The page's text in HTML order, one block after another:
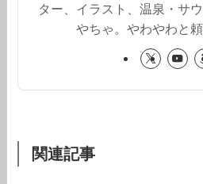
ター、イラスト、温泉・サ
やちゃ。やわやわと
関連記事